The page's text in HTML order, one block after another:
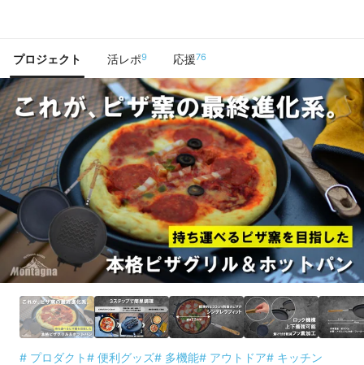
プロジェクト 活レポ9 応援76
# プロダクト# 便利グッズ# 多機能# アウトドア# キッチン